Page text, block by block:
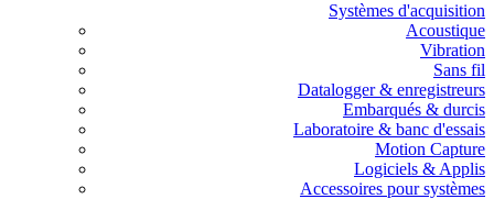
Systèmes d'acquisition
Acoustique
Vibration
Sans fil
Datalogger & enregistreurs
Embarqués & durcis
Laboratoire & banc d'essais
Motion Capture
Logiciels & Applis
Accessoires pour systèmes